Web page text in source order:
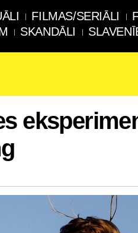
FILMAS/SERIĀLI
SKANDĀLI